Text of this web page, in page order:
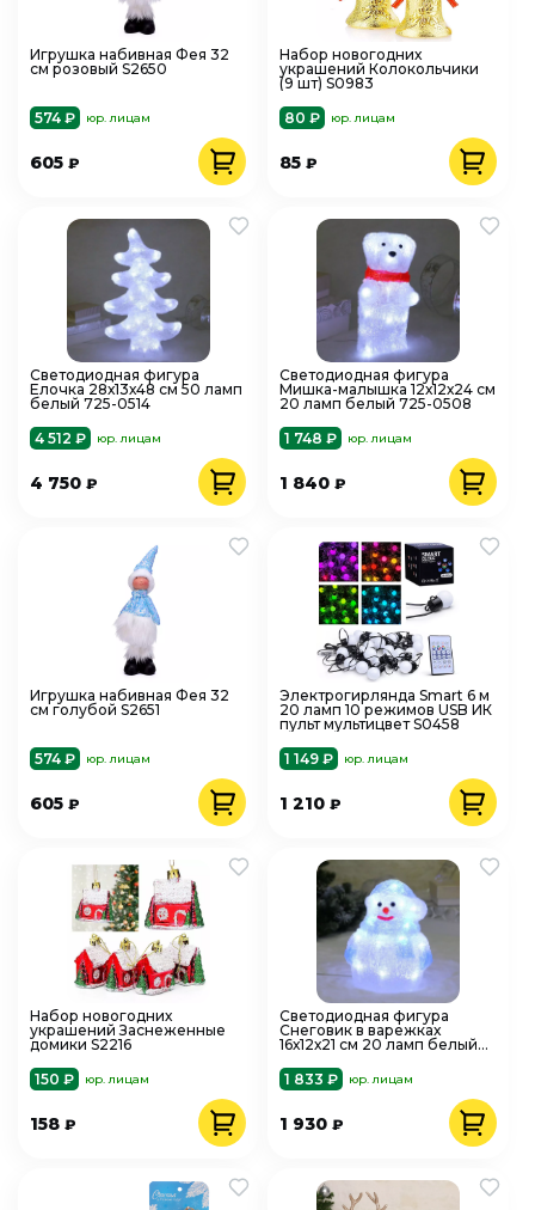
Игрушка набивная Фея 32
см розовый S2650
574 ₽ юр. лицам
605 ₽
Набор новогодних
украшений Колокольчики
(9 шт) S0983
80 ₽
юр. лицам
85₽
Светодиодная фигура
Елочка 28х13х48 см 50 ламп
белый 725-0514
4 512 ₽
юр. лицам
4 750 ₽
Светодиодная фигура
Мишка-малышка 12х12х24 см
20 ламп белый 725-0508
1 748 ₽
юр. лицам
1 840₽
Игрушка набивная Фея 32
см голубой S2651
574 ₽ юр. лицам
605 ₽
Электрогирлянда Smart 6 м
20 ламп 10 режимов USB ИК
пульт мультицвет S0458
1 149 ₽
юр. лицам
1 210₽
Набор новогодних
украшений Заснеженные
домики S2216
150 ₽
юр. лицам
158 ₽
Светодиодная фигура
Снеговик в варежках
16х12х21 см 20 ламп белый
1 833 ₽
юр. лицам
1 930₽